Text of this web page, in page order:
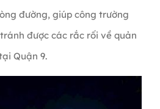
đường, giúp công trường
được các rắc rối về quản
Quận 9.